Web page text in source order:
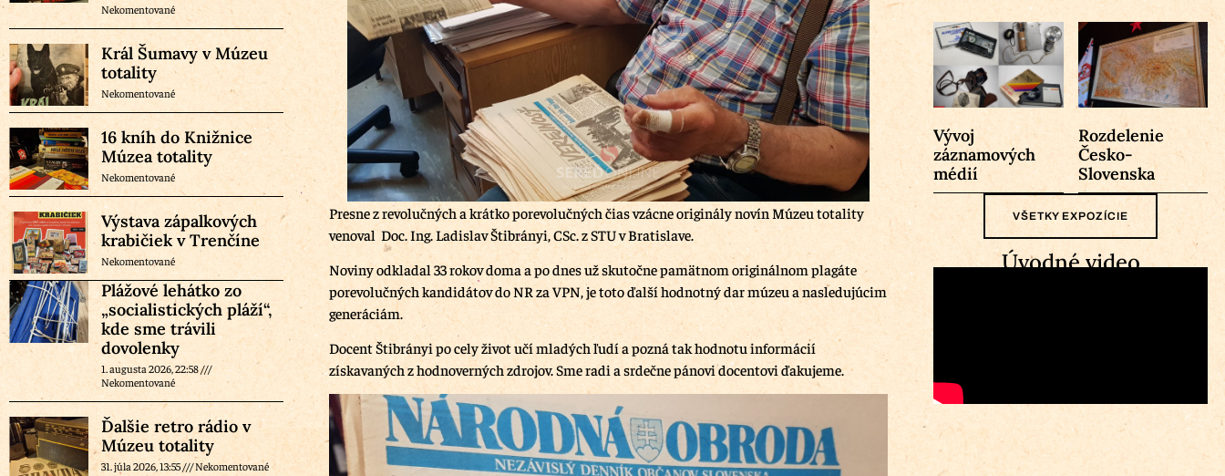
Nekomentované
Král Šumavy v Múzeu
totality
Nekomentované
16 kníh do Knižnice
Múzea totality
Nekomentované
Výstava zápalkových
krabičiek v Trenčíne
Nekomentované
Plážové lehátko zo
„socialistických pláží“,
kde sme trávili
dovolenky
1. augusta 2026, 22:58
Nekomentované
Ďalšie retro rádio v
Múzeu totality
31. júla 2026, 13:55 Nekomentované
Presne z revolučných a krátko porevolučných čias vzácne originály novín Múzeu totality
venoval Doc. Ing. Ladislav Štibrányi, CSc. z STU v Bratislave.
Noviny odkladal 33 rokov doma a po dnes už skutočne pamätnom originálnom plagáte
porevolučných kandidátov do NR za VPN, je toto ďalší hodnotný dar múzeu a nasledujúcim
generáciám.
Docent Štibrányi po cely život učí mladých ľudí a pozná tak hodnotu informácií
získavaných z hodnoverných zdrojov. Sme radi a srdečne pánovi docentovi ďakujeme.
Vývoj
záznamových
médií
Rozdelenie
Česko-
Slovenska
VŠETKY EXPOZÍCIE
Úvodné video